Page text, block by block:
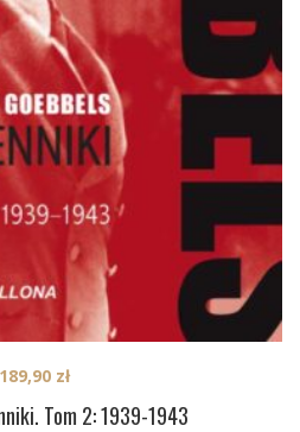
Tom 2: 1939-1943
189,90 zł